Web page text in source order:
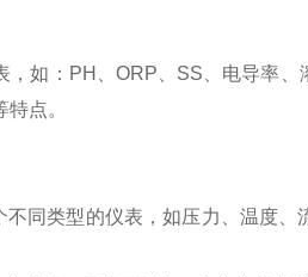
，如：PH、ORP、SS、电导率
点。
不同类型的仪表，如压力、温度